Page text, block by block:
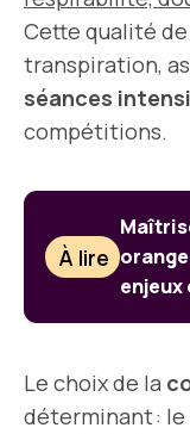
Cette qualité
transpiration,
séances
compétitions.
À lire
enjeux
Le choix de la
déterminant :